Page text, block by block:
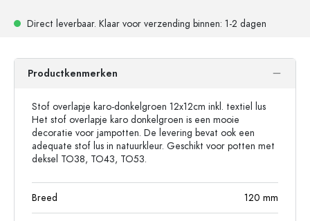
Direct leverbaar. Klaar voor verzending binnen: 1-2 dagen
Productkenmerken
Stof overlapje karo-donkelgroen 12x12cm inkl. textiel lus
Het stof overlapje karo donkelgroen is een mooie
decoratie voor jampotten. De levering bevat ook een
adequate stof lus in natuurkleur. Geschikt voor potten met
deksel TO38, TO43, TO53.
Breed 120 mm